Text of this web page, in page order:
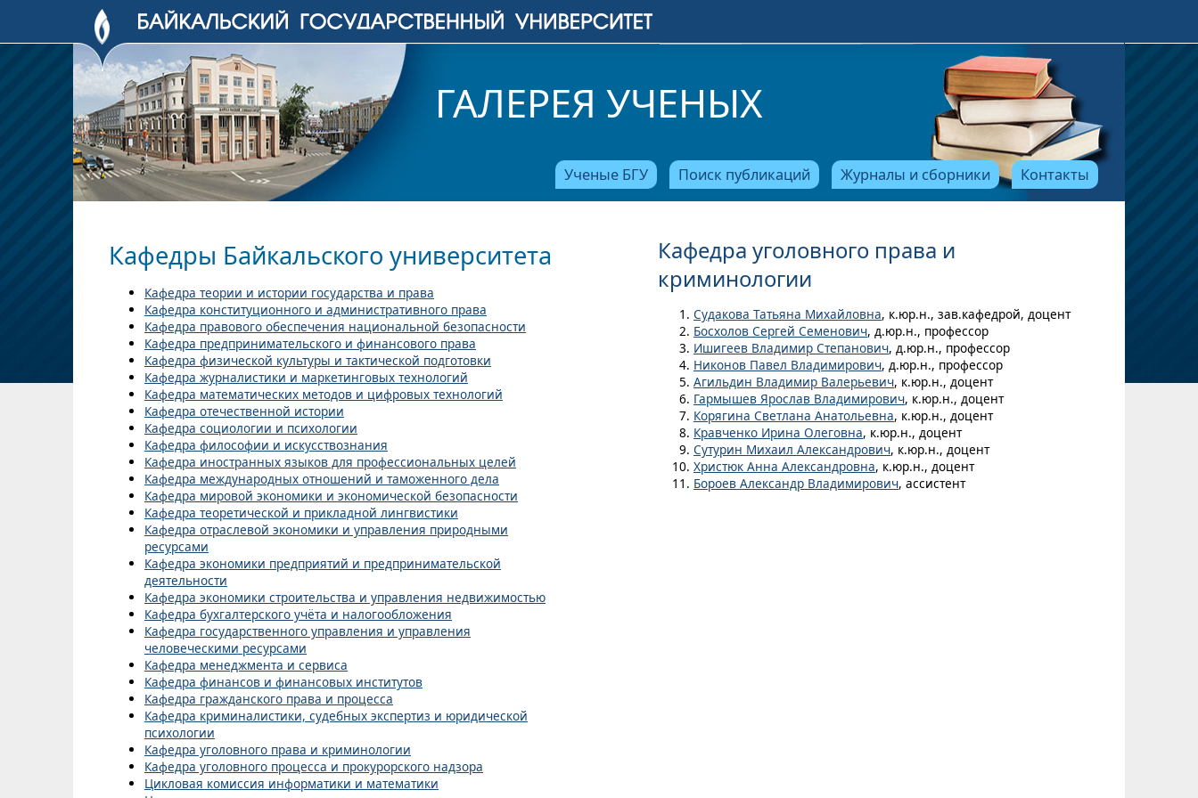
ГАЛЕРЕЯ УЧЕНЫХ
Ученые БГУ Поиск публикаций Журналы и сборники Контакты
Кафедры Байкальского университета
Кафедра теории и истории государства и права
Кафедра конституционного и административного права
Кафедра правового обеспечения национальной безопасности
Кафедра предпринимательского и финансового права
Кафедра физической культуры и тактической подготовки
Кафедра журналистики и маркетинговых технологий
Кафедра математических методов и цифровых технологий
Кафедра отечественной истории
Кафедра социологии и психологии
Кафедра философии и искусствознания
Кафедра иностранных языков для профессиональных целей
Кафедра международных отношений и таможенного дела
Кафедра мировой экономики и экономической безопасности
Кафедра теоретической и прикладной лингвистики
Кафедра отраслевой экономики и управления природными
ресурсами
Кафедра экономики предприятий и предпринимательской
деятельности
Кафедра экономики строительства и управления недвижимостью
Кафедра бухгалтерского учёта и налогообложения
Кафедра государственного управления и управления
человеческими ресурсами
Кафедра менеджмента и сервиса
Кафедра финансов и финансовых институтов
Кафедра гражданского права и процесса
Кафедра криминалистики, судебных экспертиз и юридической
психологии
Кафедра уголовного права и криминологии
Кафедра уголовного процесса и прокурорского надзора
Цикловая комиссия информатики и математики
Кафедра уголовного права и
криминологии
Судакова Татьяна Михайловна, к.юр.н., зав.кафедрой, доцент
Босхолов Сергей Семенович, д.юр.н., профессор
Ишигеев Владимир Степанович, д.юр.н., профессор
Никонов Павел Владимирович, д.юр.н., профессор
Агильдин Владимир Валерьевич, к.юр.н., доцент
Гармышев Ярослав Владимирович, к.юр.н., доцент
Корягина Светлана Анатольевна, к.юр.н., доцент
Кравченко Ирина Олеговна, к.юр.н., доцент
Сутурин Михаил Александрович, к.юр.н., доцент
Христюк Анна Александровна, к.юр.н., доцент
Бороев Александр Владимирович, ассистент